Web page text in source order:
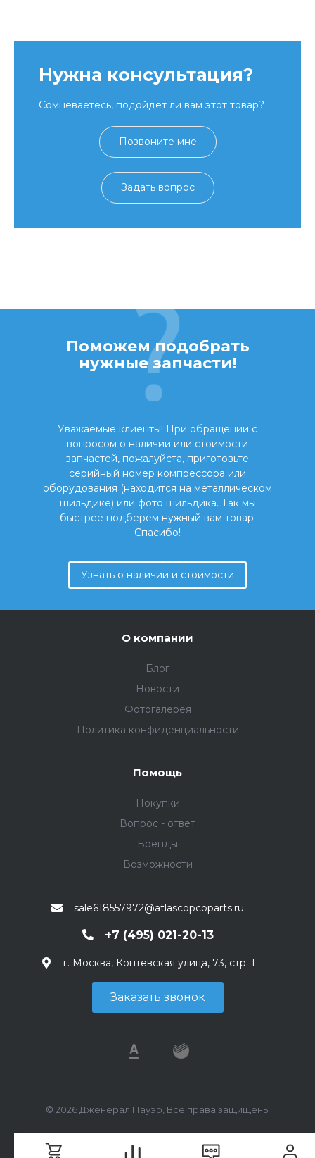
Нужна консультация?
Сомневаетесь, подойдет ли вам этот товар?
Позвоните мне
Задать вопрос
Поможем подобрать
нужные запчасти!
Уважаемые клиенты! При обращении с
вопросом о наличии или стоимости
запчастей, пожалуйста, приготовьте
серийный номер компрессора или
оборудования (находится на металлическом
шильдике) или фото шильдика. Так мы
быстрее подберем нужный вам товар.
Спасибо!
Узнать о наличии и стоимости
О компании
Блог
Новости
Фотогалерея
Политика конфиденциальности
Помощь
Покупки
Вопрос - ответ
Бренды
Возможности
sale618557972@atlascopcoparts.ru
+7 (495) 021-20-13
г. Москва, Коптевская улица, 73, стр. 1
Заказать звонок
© 2026 Дженерал Пауэр, Все права защищены